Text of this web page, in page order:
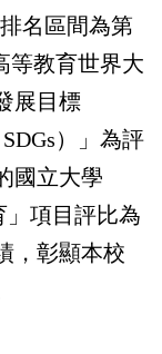
名區間為第
等教育世界大
展目標
SDGs）」為評
國立大學
」項目評比為
，彰顯本校